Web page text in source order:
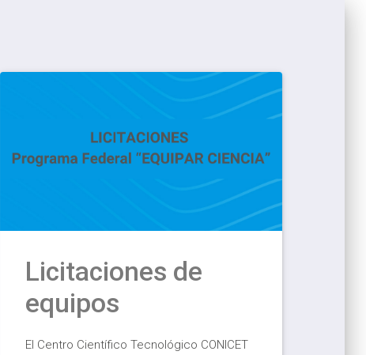
Licitaciones de
equipos
El Centro Científico Tecnológico CONICET